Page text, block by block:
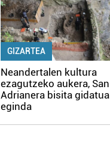
GIZARTEA
Neandertalen kultura
ezagutzeko aukera, San
Adrianera bisita gidatua
eginda